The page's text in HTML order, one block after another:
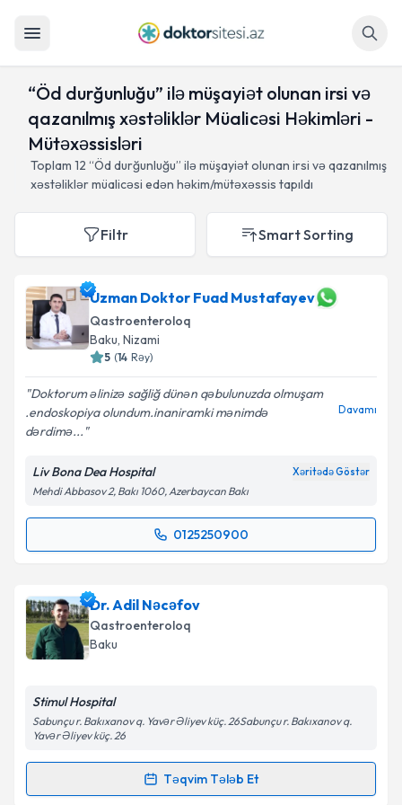
“Öd durğunluğu” ilə müşayiət olunan irsi və
qazanılmış xəstəliklər Müalicəsi Həkimləri -
Mütəxəssisləri
Toplam 12 “Öd durğunluğu” ilə müşayiət olunan irsi və qazanılmış
xəstəliklər müalicəsi edən həkim/mütəxəssis tapıldı
Filtr Smart Sorting
Uzman Doktor Fuad Mustafayev
Qastroenteroloq
Baku, Nizami
5 (14 Rəy)
Doktorum əlinizə sağliğ dünən qəbulunuzda olmuşam
.endoskopiya olundum.inaniramki mənimdə
dərdimə...
Davamı
Liv Bona Dea Hospital Xəritədə Göstər
Mehdi Abbasov 2, Bakı 1060, Azerbaycan Bakı
0125250900
Randevu Təqvimi Tələbi
Uzman Doktor Fuad Mustafayev
randevu təqvimi tələbi yaradın. Bu mütəxəssisdən
randevu ala biləcəyiniz təqvim hazır olduqda e-poçt
ilə məlumatlandırılacaqsınız.
Şəxsi məlumatlarımın emal edilməsinə dair
Aydınlatma Mətnini oxudum və şəxsi
Dr. Adil Nəcəfov
Qastroenteroloq
Baku
Stimul Hospital
Sabunçu r. Bakıxanov q. Yavər Əliyev küç. 26Sabunçu r. Bakıxanov q.
Yavər Əliyev küç. 26
Təqvim Tələb Et
Randevu Təqvimi Tələbi